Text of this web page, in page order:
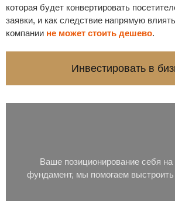
которая будет конвертировать
заявки, и как следствие напрямую
компании не может стоить дешево.
Инвестировать в
Ваше позиционирование себя на
фундамент, мы помогаем выстроить